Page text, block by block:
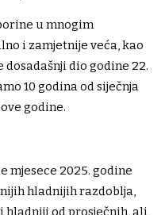
u mnogim
i zamjetnije veća, kao
dio godine 22.
10 godina od siječnja
godine.
mjesece 2025. godine
hladnijih razdoblja,
hladniji od prosječnih, ali